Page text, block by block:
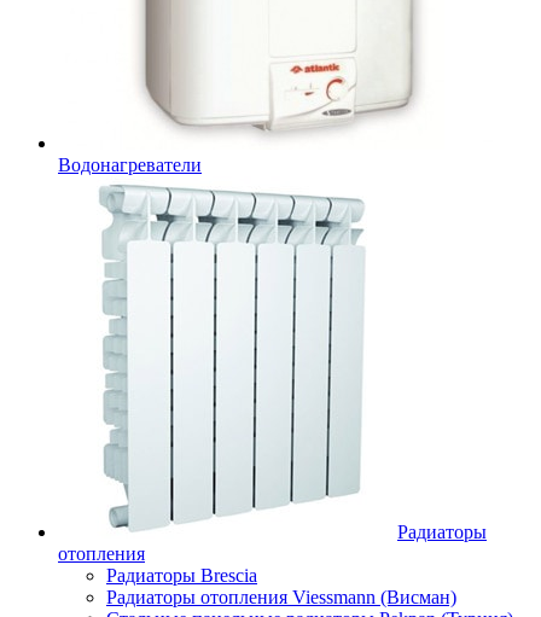
Водонагреватели
Радиаторы
отопления
Радиаторы Brescia
Радиаторы отопления Viessmann (Висман)